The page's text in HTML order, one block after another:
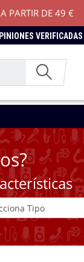
PARTIR DE 49 €
VERIFICADAS